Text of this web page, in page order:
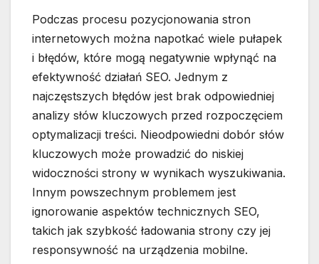
Podczas procesu pozycjonowania stron
internetowych można napotkać wiele pułapek
i błędów, które mogą negatywnie wpłynąć na
efektywność działań SEO. Jednym z
najczęstszych błędów jest brak odpowiedniej
analizy słów kluczowych przed rozpoczęciem
optymalizacji treści. Nieodpowiedni dobór słów
kluczowych może prowadzić do niskiej
widoczności strony w wynikach wyszukiwania.
Innym powszechnym problemem jest
ignorowanie aspektów technicznych SEO,
takich jak szybkość ładowania strony czy jej
responsywność na urządzenia mobilne.